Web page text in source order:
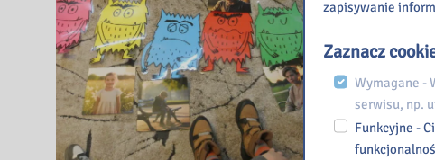
zapisywanie
Zaznacz
Wymagane -
serwisu, np.
Funkcyjne -